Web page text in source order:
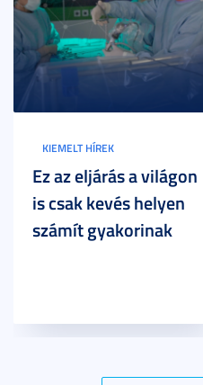
KIEMELT HÍREK
Ez az eljárás a világon
is csak kevés helyen
számít gyakorinak